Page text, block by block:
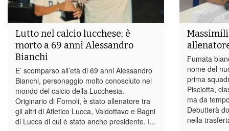
Lutto nel calcio lucchese; è
morto a 69 anni Alessandro
Bianchi
E’ scomparso all’età di 69 anni Alessandro
Bianchi, personaggio molto conosciuto nel
mondo del calcio della Lucchesia.
Originario di Fornoli, è stato allenatore tra
gli altri di Atletico Lucca, Valdottavo e Bagni
di Lucca di cui è stato anche presidente. I...
Fumata
nome del
prima
Pisciotta,
ma da
Debutterà
nella